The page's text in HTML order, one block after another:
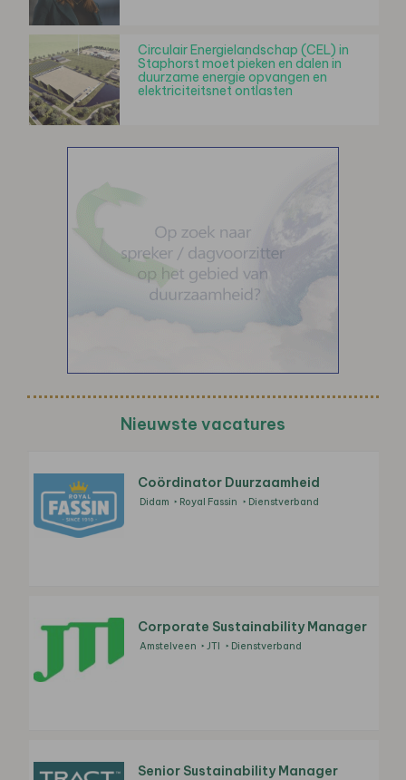
Circulair Energielandschap (CEL) in
Staphorst moet pieken en dalen in
duurzame energie opvangen en
elektriciteitsnet ontlasten
Nieuwste vacatures
Coördinator Duurzaamheid
Didam Royal Fassin Dienstverband
Corporate Sustainability Manager
Amstelveen JTI Dienstverband
Senior Sustainability Manager